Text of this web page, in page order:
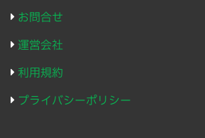
お問合せ
運営会社
利用規約
プライバシーポリシー